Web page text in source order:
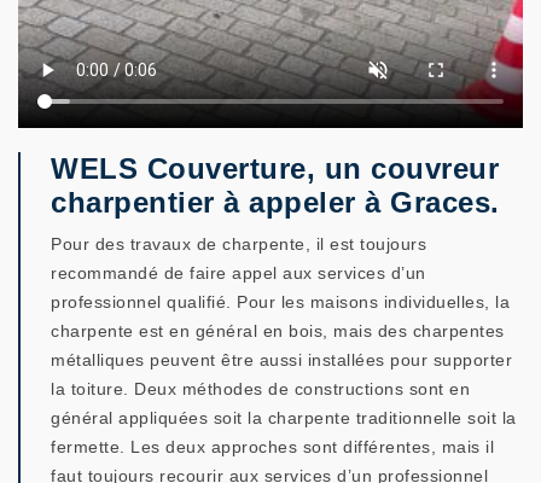
WELS Couverture, un couvreur
charpentier à appeler à Graces.
Pour des travaux de charpente, il est toujours
recommandé de faire appel aux services d’un
professionnel qualifié. Pour les maisons individuelles, la
charpente est en général en bois, mais des charpentes
métalliques peuvent être aussi installées pour supporter
la toiture. Deux méthodes de constructions sont en
général appliquées soit la charpente traditionnelle soit la
fermette. Les deux approches sont différentes, mais il
faut toujours recourir aux services d’un professionnel